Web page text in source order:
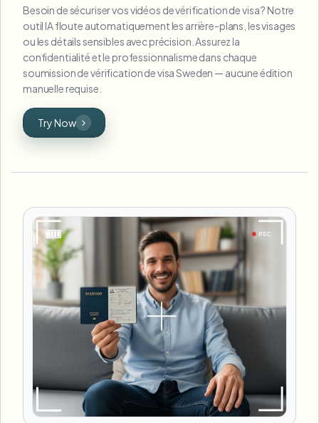
Besoin de sécuriser vos vidéos de vérification de visa ? Notre
outil IA floute automatiquement les arrière-plans, les visages
ou les détails sensibles avec précision. Assurez la
confidentialité et le professionnalisme dans chaque
soumission de vérification de visa Sweden — aucune édition
manuelle requise.
Try Now